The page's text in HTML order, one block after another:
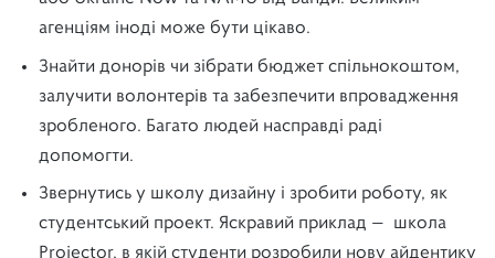
агенціям іноді може бути цікаво.
Знайти донорів чи зібрати бюджет спільнокоштом,
залучити волонтерів та забезпечити впровадження
зробленого. Багато людей насправді раді
допомогти.
Звернутись у школу дизайну і зробити роботу, як
студентський проект. Яскравий приклад — школа
Projector, в якій студенти розробили нову айдентику